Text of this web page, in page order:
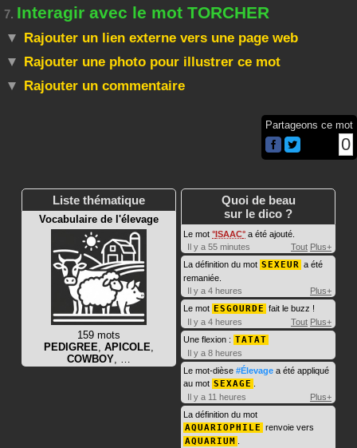
7. Interagir avec le mot TORCHER
Rajouter un lien externe vers une page web
Rajouter une photo pour illustrer ce mot
Rajouter un commentaire
Partageons ce mot
0
Liste thématique
Vocabulaire de l'élevage
159 mots
PEDIGREE APICOLE
COWBOY
Quoi de beau
sur le dico ?
Le mot ISAAC a été ajouté.
Il y a 55 minutes
Tout Plus+
La définition du mot SEXEUR a été
remaniée.
Il y a 4 heures
Plus+
Le mot ESGOURDE fait le buzz !
Il y a 4 heures
Tout Plus+
Une flexion : TATAT
Il y a 8 heures
Le mot-dièse #Élevage a été appliqué
au mot SEXAGE
Il y a 11 heures
Plus+
La définition du mot
AQUARIOPHILE renvoie vers
AQUARIUM